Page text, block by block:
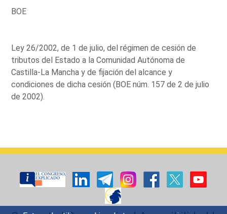
BOE
Ley 26/2002, de 1 de julio, del régimen de cesión de
tributos del Estado a la Comunidad Autónoma de
Castilla-La Mancha y de fijación del alcance y
condiciones de dicha cesión (BOE núm. 157 de 2 de julio
de 2002).